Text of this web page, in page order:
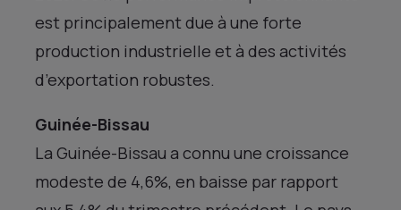
est principalement due à une forte
production industrielle et à des activités
d’exportation robustes.
Guinée-Bissau
La Guinée-Bissau a connu une croissance
modeste de 4,6%, en baisse par rapport